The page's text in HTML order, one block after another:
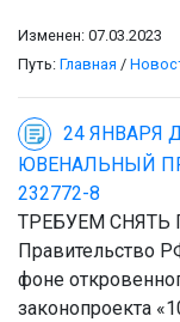
Изменен: 07.03.2023
Путь: Главная /
24 ЯНВАРЯ
ЮВЕНАЛЬНЫЙ
232772-8
ТРЕБУЕМ СНЯТЬ
Правительство
фоне
законопроекта